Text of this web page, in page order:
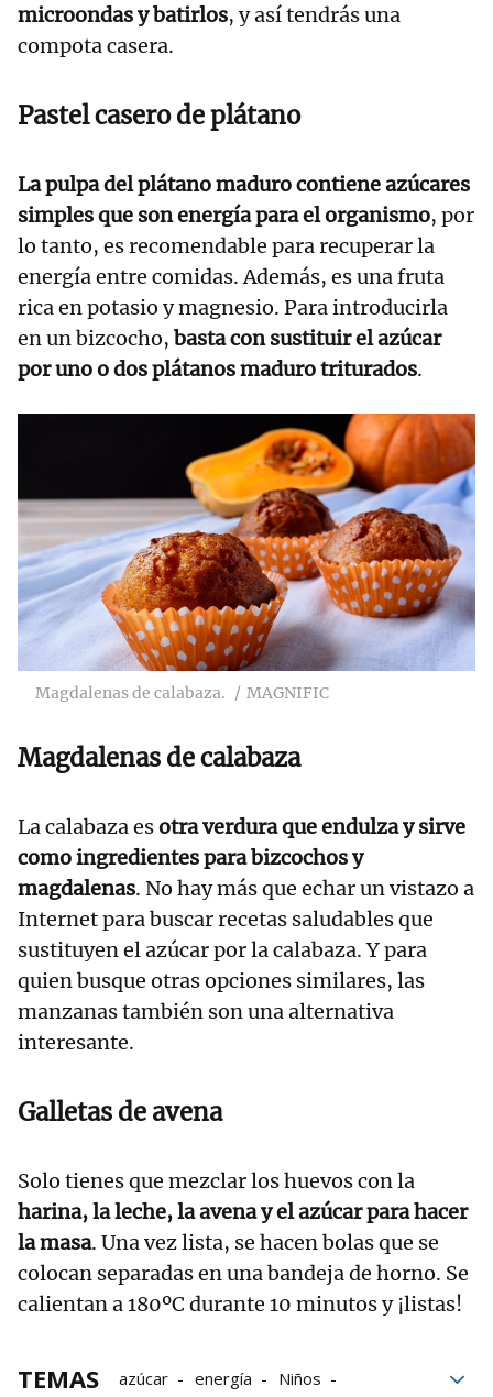
microondas y batirlos, y así tendrás una
compota casera.
Pastel casero de plátano
La pulpa del plátano maduro contiene azúcares
simples que son energía para el organismo, por
lo tanto, es recomendable para recuperar la
energía entre comidas. Además, es una fruta
rica en potasio y magnesio. Para introducirla
en un bizcocho, basta con sustituir el azúcar
por uno o dos plátanos maduro triturados.
Magdalenas de calabaza. MAGNIFIC
Magdalenas de calabaza
La calabaza esotra verdura que endulza y sirve
como ingredientes para bizcochos y
magdalenas. No hay más que echar un vistazo a
Internet para buscar recetas saludables que
sustituyen el azúcar por la calabaza. Y para
quien busque otras opciones similares, las
manzanas también son una alternativa
interesante.
Galletas de avena
Solo tienes que mezclar los huevos con la
harina, la leche, la avena y el azúcar para hacer
la masa. Una vez lista, se hacen bolas que se
colocan separadas en una bandeja de horno. Se
calientan a 180ºC durante 10 minutos y ¡listas!
TEMAS azúcar energía Niños